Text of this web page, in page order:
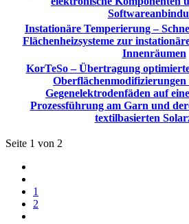
Instationäre Temperierung –
Flächenheizsysteme zur
Innenräumen
KorTeSo – Übertragung
Gegenelektrodenfäden auf
Prozessführung am Garn und
textilbasierten
Seite 1 von 2
1
2